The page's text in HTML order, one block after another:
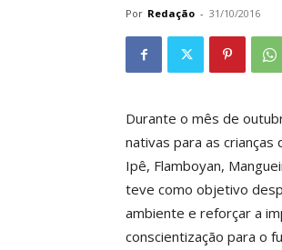
Por Redação - 31/10/2016
Durante o mês de
nativas para as crianças
Ipê, Flamboyan,
teve como objetivo
ambiente e reforçar a
conscientização para o